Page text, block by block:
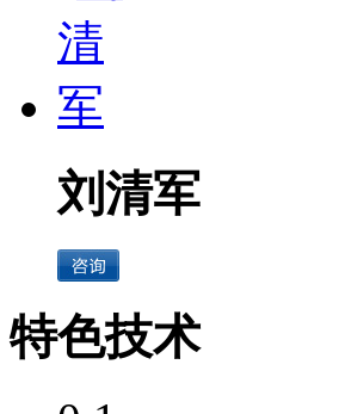
刘清军
特色技术